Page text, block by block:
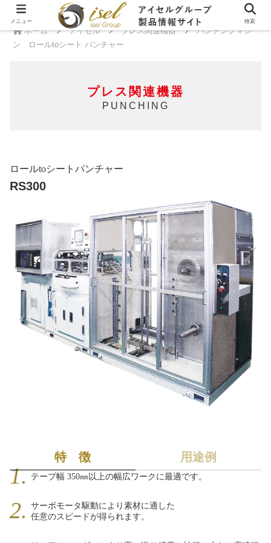
ホーム アイセル プレス関連機器
パンチングマシ
ン ロールtoシート パンチャー
プレス関連機器
PUNCHING
ロールtoシートパンチャー
RS300
特 徴 用途例
テープ幅 350㎜以上の幅広ワークに最適です。
サーボモータ駆動により素材に適した
任意のスピードが得られます。
メニュー 検索